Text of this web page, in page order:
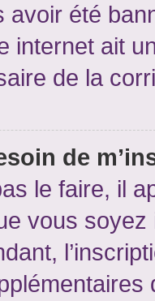
avoir été
internet ait
de la
de
le faire, il
vous